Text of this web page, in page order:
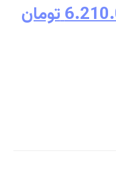
تومان